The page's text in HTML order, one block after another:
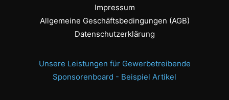
Impressum
Allgemeine Geschäftsbedingungen (AGB)
Datenschutzerklärung
Unsere Leistungen für Gewerbetreibende
Sponsorenboard - Beispiel Artikel